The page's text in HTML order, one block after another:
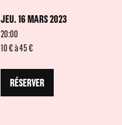
JEU. 16 MARS 2023
20:00
10 € à 45 €
RÉSERVER